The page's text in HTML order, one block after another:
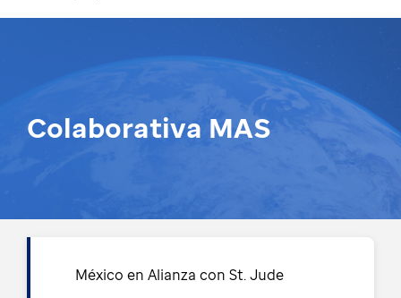
Colaborativa MAS
México en Alianza con St. Jude